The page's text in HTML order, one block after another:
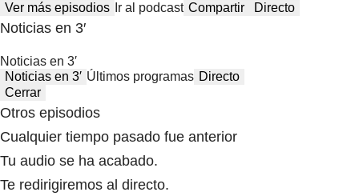
Ver más episodios Ir al podcast Compartir Directo
Noticias en 3′
Noticias en 3′
Noticias en 3′ Últimos programas Directo
Cerrar
Otros episodios
Cualquier tiempo pasado fue anterior
Tu audio se ha acabado.
Te redirigiremos al directo.